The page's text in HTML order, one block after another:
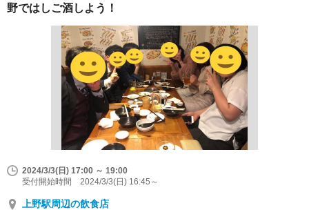
野ではしご酒しよう！
2024/3/3(日) 17:00 ～ 19:00
受付開始時間 2024/3/3(日) 16:45～
上野駅周辺の飲食店